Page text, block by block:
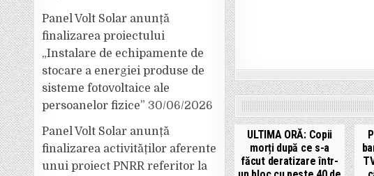
ULTIMA ORĂ: Copii
morți după ce s-a
făcut deratizare într-
Panel Volt Solar anunță
finalizarea proiectului
„Instalare de echipamente de
stocare a energiei produse de
sisteme fotovoltaice ale
persoanelor fizice” 30/06/2026
Panel Volt Solar anunță
finalizarea activităților aferente
unui proiect PNRR referitor la